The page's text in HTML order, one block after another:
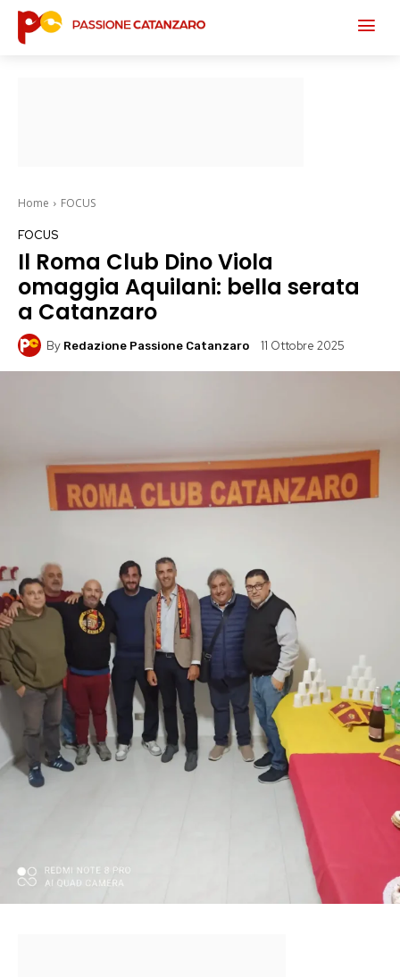
Home FOCUS
FOCUS
Il Roma Club Dino Viola
omaggia Aquilani: bella serata
a Catanzaro
By Redazione Passione Catanzaro 11 Ottobre 2025